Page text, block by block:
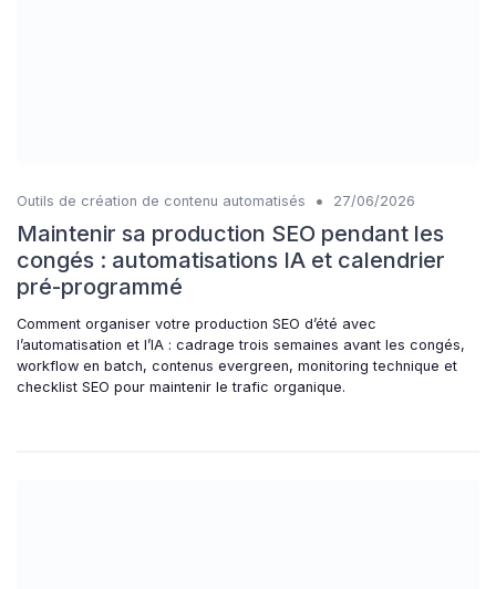
Outils de création de contenu automatisés • 27/06/2026
Maintenir sa production SEO pendant les
congés : automatisations IA et calendrier
pré-programmé
Comment organiser votre production SEO d’été avec
l’automatisation et l’IA : cadrage trois semaines avant les congés,
workflow en batch, contenus evergreen, monitoring technique et
checklist SEO pour maintenir le trafic organique.